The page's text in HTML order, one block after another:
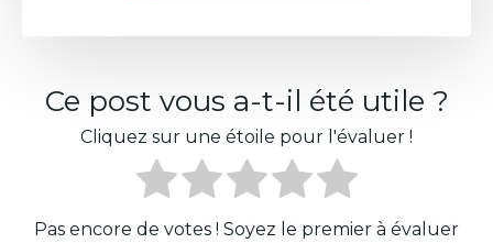
Ce post vous a-t-il été utile ?
Cliquez sur une étoile pour l'évaluer !
Pas encore de votes ! Soyez le premier à évaluer